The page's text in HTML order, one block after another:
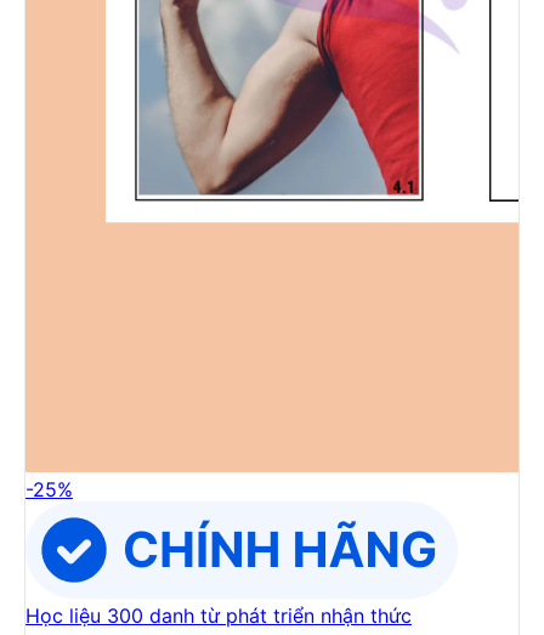
-25%
Học liệu 300 danh từ phát triển nhận thức